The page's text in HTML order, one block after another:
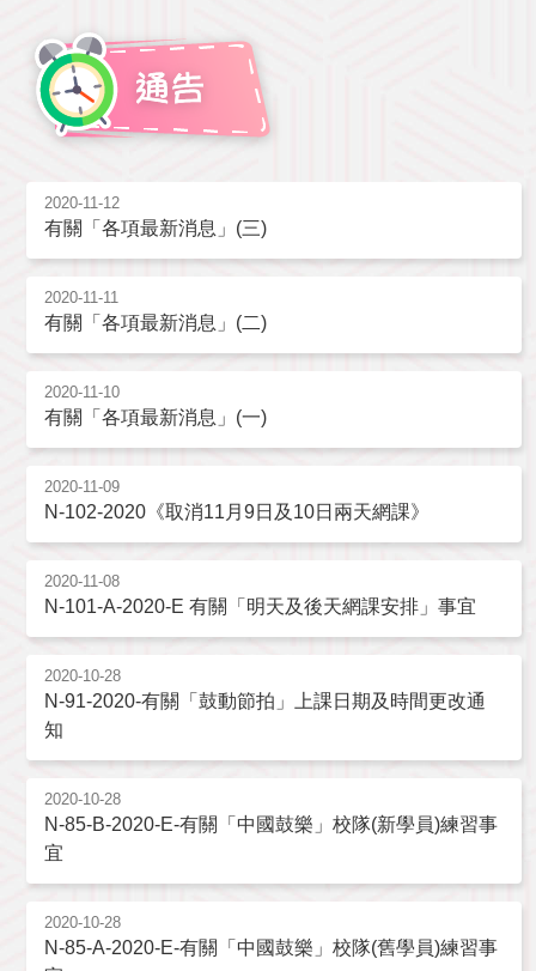
2020-11-12
有關「各項最新消息」(三)
2020-11-11
有關「各項最新消息」(二)
2020-11-10
有關「各項最新消息」(一)
2020-11-09
N-102-2020《取消11月9日及10日兩天網課》
2020-11-08
N-101-A-2020-E 有關「明天及後天網課安排」事宜
2020-10-28
N-91-2020-有關「鼓動節拍」上課日期及時間更改通
知
2020-10-28
N-85-B-2020-E-有關「中國鼓樂」校隊(新學員)練習事
宜
2020-10-28
N-85-A-2020-E-有關「中國鼓樂」校隊(舊學員)練習事